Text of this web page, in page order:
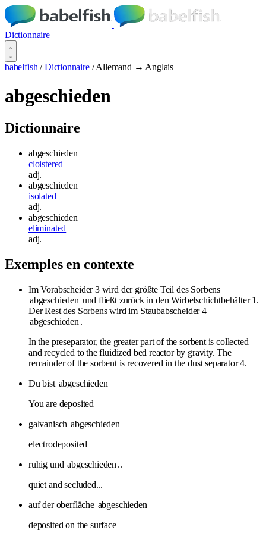
Dictionnaire
babelfish / Dictionnaire / Allemand → Anglais
abgeschieden
Dictionnaire
abgeschieden
cloistered
adj.
abgeschieden
isolated
adj.
abgeschieden
eliminated
adj.
Exemples en contexte
Im Vorabscheider 3 wird der größte Teil des Sorbens
abgeschieden und fließt zurück in den Wirbelschichtbehälter 1.
Der Rest des Sorbens wird im Staubabscheider 4
abgeschieden .
In the preseparator, the greater part of the sorbent is collected
and recycled to the fluidized bed reactor by gravity. The
remainder of the sorbent is recovered in the dust separator 4.
Du bist abgeschieden
You are deposited
galvanisch abgeschieden
electrodeposited
ruhig und abgeschieden ..
quiet and secluded...
auf der oberfläche abgeschieden
deposited on the surface